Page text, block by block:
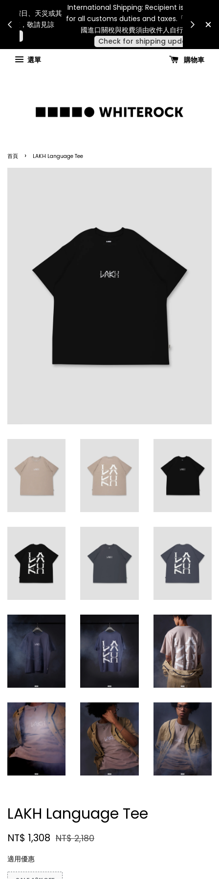
連假期間宅配服務將暫停配送。 如遇假日、天災或其
他不可抗力因素，出貨安排可能調整，敬請見諒
查看國內宅配最新公告
for all
國
選單
購物車
首頁 › LAKH Language Tee
LAKH Language Tee
NT$ 1,308 NT$ 2,180
適用優惠